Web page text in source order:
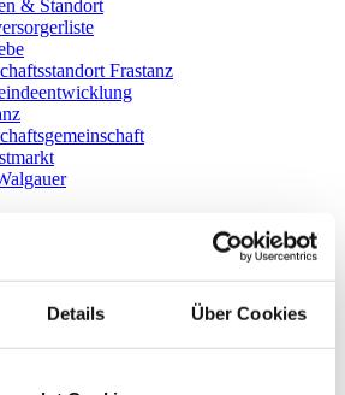
Details Über Cookies
& Standort
Frastanz
Untere Au
Felsenau